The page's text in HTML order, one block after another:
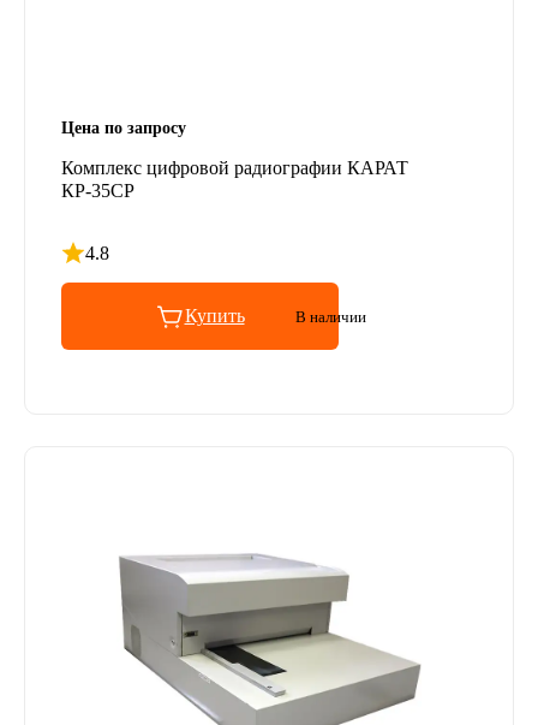
Цена по запросу
Комплекс цифровой радиографии КАРАТ
КР-35СР
4.8
Рейтинг 4.8 из 5
Купить В наличии